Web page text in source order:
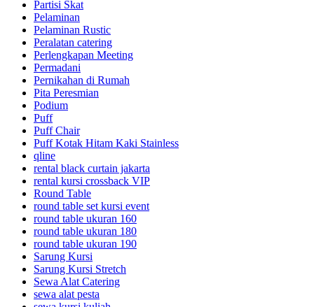
Partisi Skat
Pelaminan
Pelaminan Rustic
Peralatan catering
Perlengkapan Meeting
Permadani
Pernikahan di Rumah
Pita Peresmian
Podium
Puff
Puff Chair
Puff Kotak Hitam Kaki Stainless
qline
rental black curtain jakarta
rental kursi crossback VIP
Round Table
round table set kursi event
round table ukuran 160
round table ukuran 180
round table ukuran 190
Sarung Kursi
Sarung Kursi Stretch
Sewa Alat Catering
sewa alat pesta